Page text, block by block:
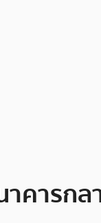
าคารก